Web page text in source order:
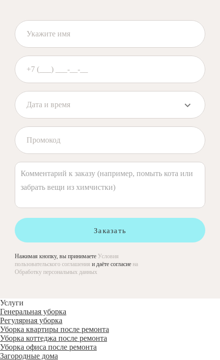
Заказать
Нажимая кнопку, вы принимаете Условия
пользовательского соглашения и даёте согласие на
Обработку персональных данных
Услуги
Генеральная уборка
Регулярная уборка
Уборка квартиры после ремонта
Уборка коттеджа после ремонта
Уборка офиса после ремонта
Загородные дома